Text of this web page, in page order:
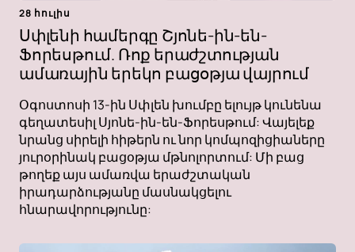
28 հուլիս
Սփլենի համերգը Շյոնե-ին-են-
Ֆորեսթում. Ռոք երաժշտության
ամառային երեկո բացօթյա վայրում
Օգոստոսի 13-ին Սփլեն խումբը ելույթ կունենա
գեղատեսիլ Սյոնե-ին-են-Ֆորեսթում: Վայելեք
նրանց սիրելի հիթերն ու նոր կոմպոզիցիաները
յուրօրինակ բացօթյա մթնոլորտում: Մի բաց
թողեք այս ամառվա երաժշտական ​​​​
իրադարձությանը մասնակցելու
հնարավորությունը: